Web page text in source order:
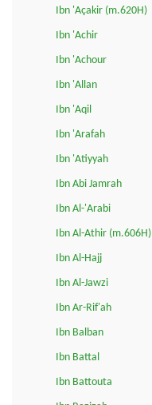
Ibn 'Açakir (m.620H)
Ibn 'Achir
Ibn 'Achour
Ibn 'Allan
Ibn 'Aqil
Ibn 'Arafah
Ibn 'Atiyyah
Ibn Abi Jamrah
Ibn Al-'Arabi
Ibn Al-Athir (m.606H)
Ibn Al-Hajj
Ibn Al-Jawzi
Ibn Ar-Rif'ah
Ibn Balban
Ibn Battal
Ibn Battouta